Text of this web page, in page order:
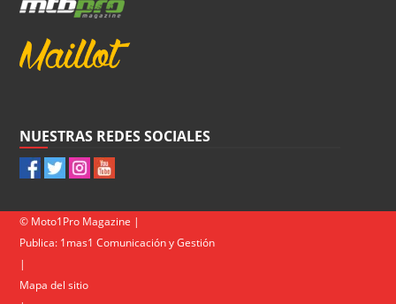
NUESTRAS REDES SOCIALES
© Moto1Pro Magazine |
Publica: 1mas1 Comunicación y Gestión
|
Mapa del sitio